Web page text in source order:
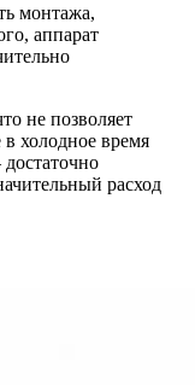
монтажа,
аппарат
не позволяет
в холодное время
расход